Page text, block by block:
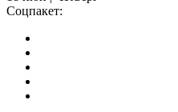
Соцпакет: